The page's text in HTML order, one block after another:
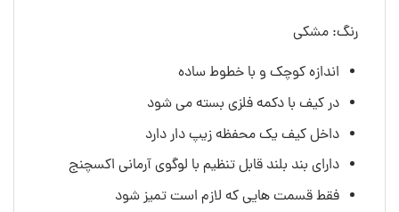
رنگ: مشکی
اندازه کوچک و با خطوط ساده
در کیف با دکمه فلزی بسته می شود
داخل کیف یک محفظه زیپ دار دارد
دارای بند بلند قابل تنظیم با لوگوی آرمانی اکسچنج
فقط قسمت هایی که لازم است تمیز شود